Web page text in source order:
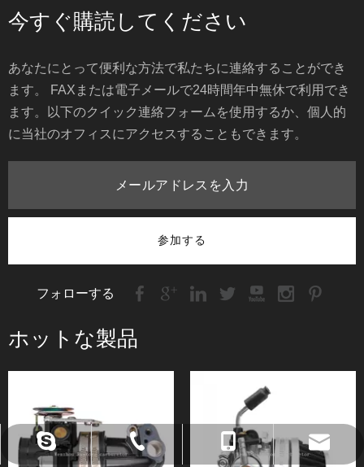
今すぐ購読してください
あなたにとって便利な方法で私たちに連絡することができ
ます。 FAXまたは電子メールで24時間年中無休で利用でき
ます。以下のクイック連絡フォームを使用するか、個人的
に当社のオフィスにアクセスすることもできます。
参加する
フォローする
ホットな製品
Karenhu87
0086-577-65219552
0086- 13706876292
amy@china-runtong.com